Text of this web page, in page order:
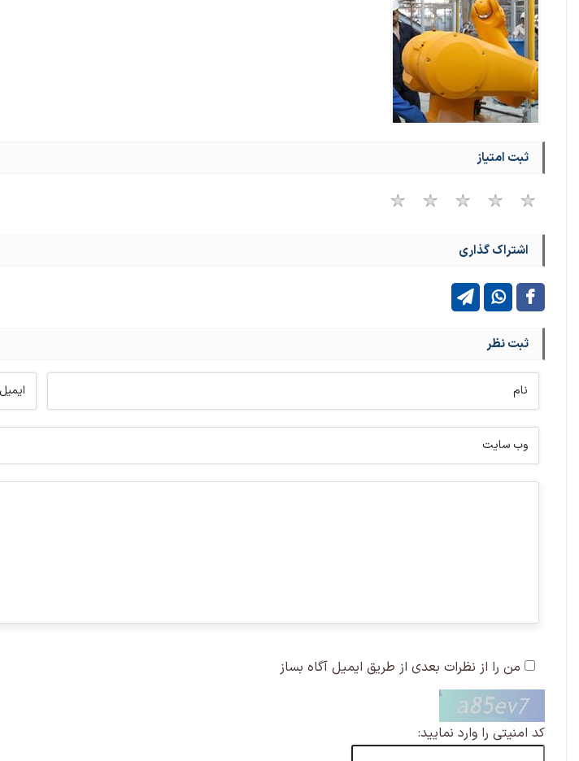
ثبت امتیاز
اشتراک گذاری
ثبت نظر
من را از نظرات بعدی از طریق ایمیل آگاه بساز
کد امنیتی را وارد نمایید: